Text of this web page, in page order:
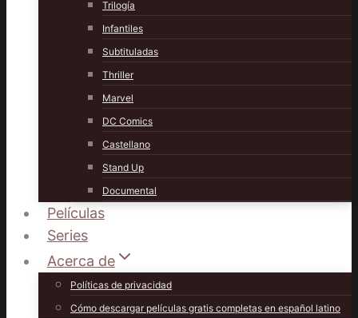
Trilogía
Infantiles
Subtituladas
Thriller
Marvel
DC Comics
Castellano
Stand Up
Documental
Películas
Series
Acerca de
Políticas de privacidad
Cómo descargar películas gratis completas en español latino